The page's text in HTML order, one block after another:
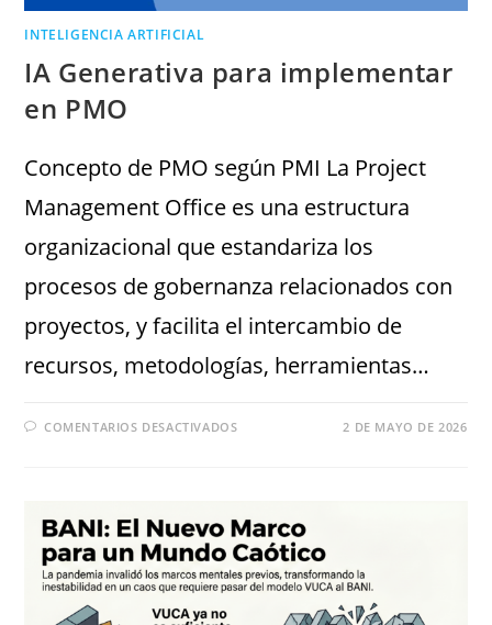
INTELIGENCIA ARTIFICIAL
IA Generativa para implementar
en PMO
Concepto de PMO según PMI La Project
Management Office es una estructura
organizacional que estandariza los
procesos de gobernanza relacionados con
proyectos, y facilita el intercambio de
recursos, metodologías, herramientas…
COMENTARIOS DESACTIVADOS 2 DE MAYO DE 2026